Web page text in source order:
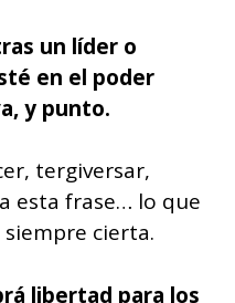
un líder o
en el poder
y punto.
tergiversar,
esta frase… lo que
cierta.
libertad para los